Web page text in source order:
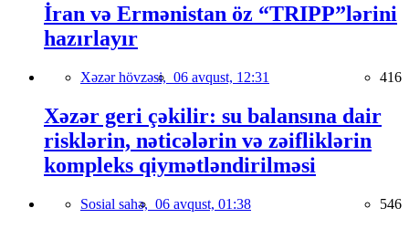
İran və Ermənistan öz “TRIPP”lərini
hazırlayır
Xəzər hövzəsi, 06 avqust, 12:31 416
Xəzər geri çəkilir: su balansına dair
risklərin, nəticələrin və zəifliklərin
kompleks qiymətləndirilməsi
Sosial sahə, 06 avqust, 01:38 546